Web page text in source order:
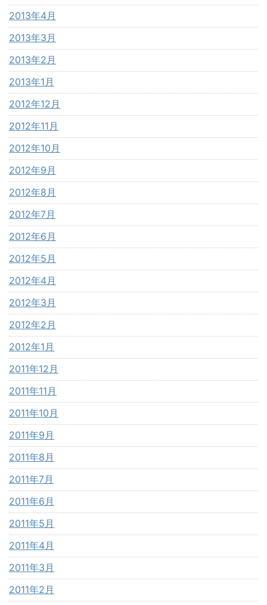
2013年4月
2013年3月
2013年2月
2013年1月
2012年12月
2012年11月
2012年10月
2012年9月
2012年8月
2012年7月
2012年6月
2012年5月
2012年4月
2012年3月
2012年2月
2012年1月
2011年12月
2011年11月
2011年10月
2011年9月
2011年8月
2011年7月
2011年6月
2011年5月
2011年4月
2011年3月
2011年2月